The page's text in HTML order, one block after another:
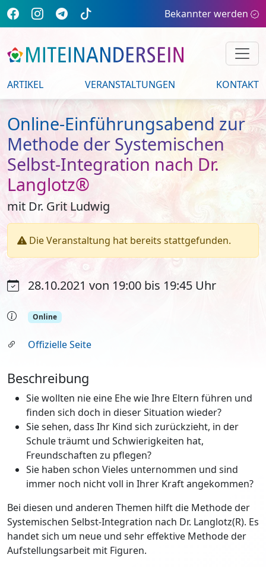
Bekannter werden
ARTIKEL VERANSTALTUNGEN KONTAKT
Online-Einführungsabend zur
Methode der Systemischen
Selbst-Integration nach Dr.
Langlotz®
mit Dr. Grit Ludwig
Die Veranstaltung hat bereits stattgefunden.
28.10.2021 von 19:00 bis 19:45 Uhr
Online
Offizielle Seite
Beschreibung
Sie wollten nie eine Ehe wie Ihre Eltern führen und
finden sich doch in dieser Situation wieder?
Sie sehen, dass Ihr Kind sich zurückzieht, in der
Schule träumt und Schwierigkeiten hat,
Freundschaften zu pflegen?
Sie haben schon Vieles unternommen und sind
immer noch nicht voll in Ihrer Kraft angekommen?
Bei diesen und anderen Themen hilft die Methode der
Systemischen Selbst-Integration nach Dr. Langlotz(R). Es
handet sich um neue und sehr effektive Methode der
Aufstellungsarbeit mit Figuren.